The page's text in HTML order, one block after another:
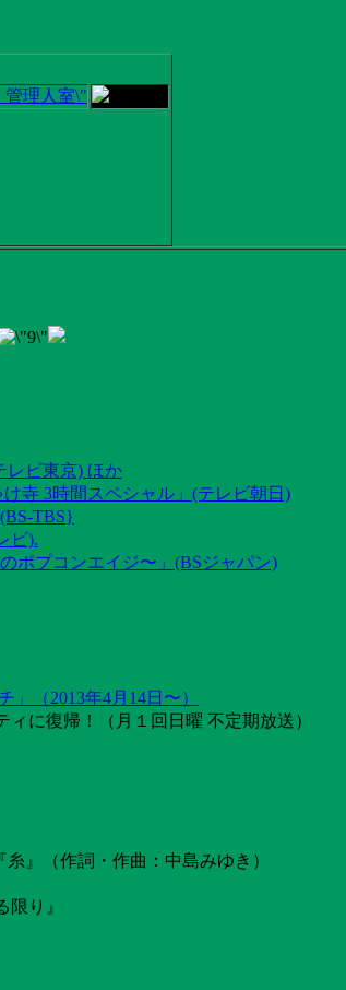
レビ東京) ほか
寺 3時間スペシャル」(テレビ朝日)
TBS}
ビ).
ポプコンエイジ〜」(BSジャパン)
（2013年4月14日〜）
に復帰！（月１回日曜 不定期放送）
』（作詞・作曲：中島みゆき）
り』